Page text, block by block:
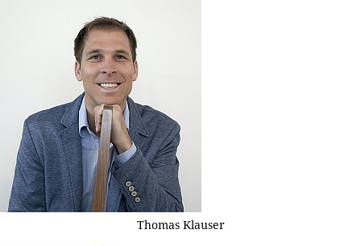
Thomas Klauser